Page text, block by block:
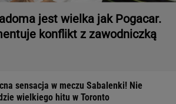
jest wielka jak Pogacar.
konflikt z zawodniczką
sensacja w meczu Sabalenki! Nie
wielkiego hitu w Toronto